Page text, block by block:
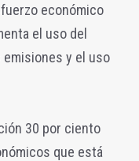
económico
el uso del
y el uso
30 por ciento
que está